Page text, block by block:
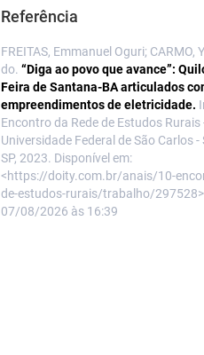
Referência
FREITAS, Emmanuel Oguri; CARMO,
do. “Diga ao povo que avance”:
Feira de Santana-BA articulados
empreendimentos de eletricidade.
Encontro da Rede de Estudos Rurais
Universidade Federal de São Carlos -
SP, 2023. Disponível em:
<https://doity.com.br/anais/10-
de-estudos-rurais/trabalho/
07/08/2026 às 16:39